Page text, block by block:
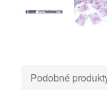
Podobné